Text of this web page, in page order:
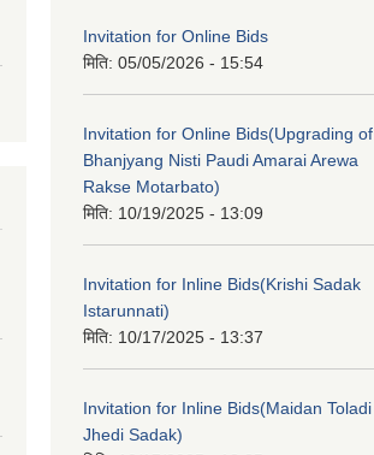
Invitation for Online Bids
मिति: 05/05/2026 - 15:54
Invitation for Online Bids(Upgrading of
Bhanjyang Nisti Paudi Amarai Arewa
Rakse Motarbato)
मिति: 10/19/2025 - 13:09
Invitation for Inline Bids(Krishi Sadak
Istarunnati)
मिति: 10/17/2025 - 13:37
Invitation for Inline Bids(Maidan Toladi
Jhedi Sadak)